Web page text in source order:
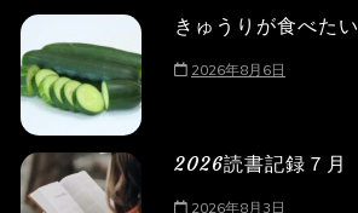
きゅうりが食べたい
2026年8月6日
2026読書記録７月
2026年8月3日